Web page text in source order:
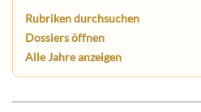
Rubriken durchsuchen
Dossiers öffnen
Alle Jahre anzeigen